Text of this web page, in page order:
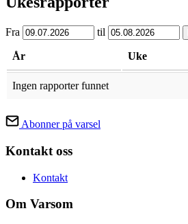
Fra til
År Uke
Ingen rapporter funnet
Abonner på varsel
Kontakt oss
Kontakt
Om Varsom